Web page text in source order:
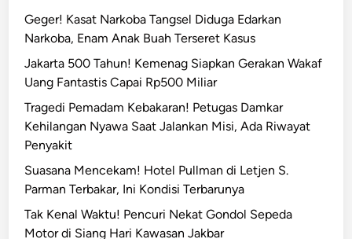
Geger! Kasat Narkoba Tangsel Diduga Edarkan
Narkoba, Enam Anak Buah Terseret Kasus
Jakarta 500 Tahun! Kemenag Siapkan Gerakan Wakaf
Uang Fantastis Capai Rp500 Miliar
Tragedi Pemadam Kebakaran! Petugas Damkar
Kehilangan Nyawa Saat Jalankan Misi, Ada Riwayat
Penyakit
Suasana Mencekam! Hotel Pullman di Letjen S.
Parman Terbakar, Ini Kondisi Terbarunya
Tak Kenal Waktu! Pencuri Nekat Gondol Sepeda
Motor di Siang Hari Kawasan Jakbar